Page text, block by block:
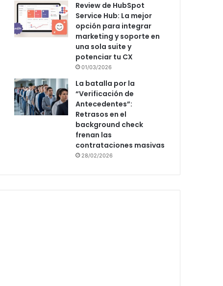
Review de HubSpot
Service Hub: La mejor
opción para integrar
marketing y soporte en
una sola suite y
potenciar tu CX
01/03/2026
La batalla por la
“Verificación de
Antecedentes”:
Retrasos en el
background check
frenan las
contrataciones masivas
28/02/2026